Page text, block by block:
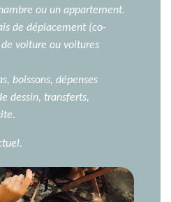
ou un appartement.
de déplacement (co-
voiture ou voitures
boissons, dépenses
dessin, transferts,